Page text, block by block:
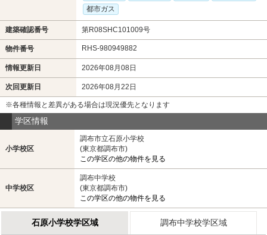
都市ガス
建築確認番号 第R08SHC101009号
物件番号 RHS-980949882
情報更新日 2026年08月08日
次回更新日 2026年08月22日
※各種情報と差異がある場合は現況優先となります
学区情報
小学校区
調布市立石原小学校
(東京都調布市)
この学区の他の物件を見る
中学校区
調布中学校
(東京都調布市)
この学区の他の物件を見る
石原小学校学区域 調布中学校学区域